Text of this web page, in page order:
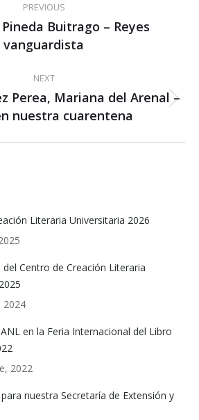
PREVIOUS
Previous
post:
Buitrago – Reyes
vanguardista
NEXT
Next
post:
Perea, Mariana del Arenal –
nuestra cuarentena
Literaria Universitaria 2026
Centro de Creación Literaria
2024
en la Feria Internacional del Libro
2022
nuestra Secretaría de Extensión y